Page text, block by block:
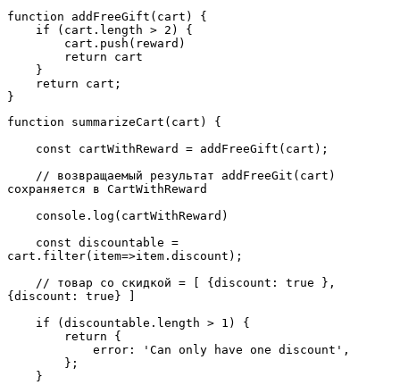
function addFreeGift(cart) {
    if (cart.length > 2) {
        cart.push(reward)
        return cart
    }
    return cart;
}
function summarizeCart(cart) {
    const cartWithReward = addFreeGift(cart);
сохраняется в CartWithReward
    console.log(cartWithReward)
cart.filter(item=>item.discount);
{discount: true} ]
    if (discountable.length > 1) {
        return {
            error: 'Can only have one discount',
        };
    }